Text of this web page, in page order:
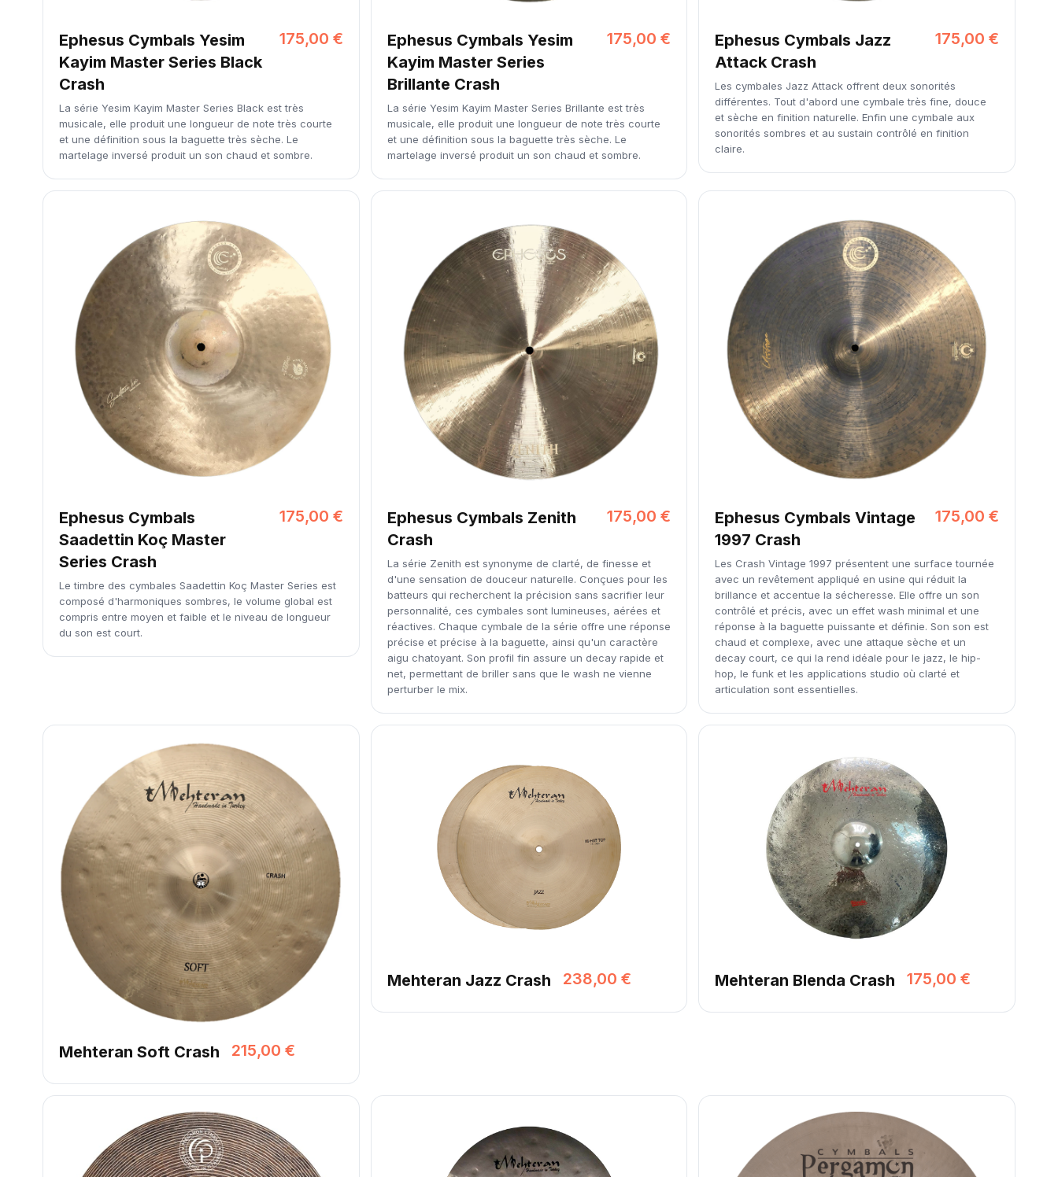
Ephesus Cymbals Yesim
Kayim Master Series Black
Crash
175,00 €
La série Yesim Kayim Master Series Black est très
musicale, elle produit une longueur de note très courte
et une définition sous la baguette très sèche. Le
martelage inversé produit un son chaud et sombre.
Ephesus Cymbals Yesim
Kayim Master Series
Brillante Crash
175,00 €
La série Yesim Kayim Master Series Brillante est très
musicale, elle produit une longueur de note très courte
et une définition sous la baguette très sèche. Le
martelage inversé produit un son chaud et sombre.
Ephesus Cymbals Jazz
Attack Crash
175,00 €
Les cymbales Jazz Attack offrent deux sonorités
différentes. Tout d'abord une cymbale très fine, douce
et sèche en finition naturelle. Enfin une cymbale aux
sonorités sombres et au sustain contrôlé en finition
claire.
Ephesus Cymbals
Saadettin Koç Master
Series Crash
175,00 €
Le timbre des cymbales Saadettin Koç Master Series est
composé d'harmoniques sombres, le volume global est
compris entre moyen et faible et le niveau de longueur
du son est court.
Ephesus Cymbals Zenith
Crash
175,00 €
La série Zenith est synonyme de clarté, de finesse et
d'une sensation de douceur naturelle. Conçues pour les
batteurs qui recherchent la précision sans sacrifier leur
personnalité, ces cymbales sont lumineuses, aérées et
réactives. Chaque cymbale de la série offre une réponse
précise et précise à la baguette, ainsi qu'un caractère
aigu chatoyant. Son profil fin assure un decay rapide et
net, permettant de briller sans que le wash ne vienne
perturber le mix.
Ephesus Cymbals Vintage
1997 Crash
175,00 €
Les Crash Vintage 1997 présentent une surface tournée
avec un revêtement appliqué en usine qui réduit la
brillance et accentue la sécheresse. Elle offre un son
contrôlé et précis, avec un effet wash minimal et une
réponse à la baguette puissante et définie. Son son est
chaud et complexe, avec une attaque sèche et un
decay court, ce qui la rend idéale pour le jazz, le hip-
hop, le funk et les applications studio où clarté et
articulation sont essentielles.
Mehteran Soft Crash 215,00 €
Mehteran Jazz Crash 238,00 € Mehteran Blenda Crash 175,00 €